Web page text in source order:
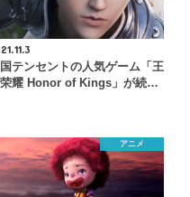
テンセントの人気ゲーム「王
耀 Honor of Kings」が続…
アニメ